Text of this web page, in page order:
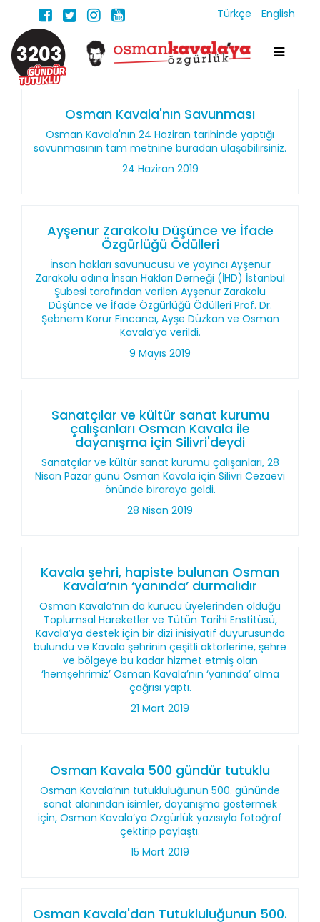
Türkçe English
3203
Osman Kavala'nın Savunması
Osman Kavala'nın 24 Haziran tarihinde yaptığı
savunmasının tam metnine buradan ulaşabilirsiniz.
24 Haziran 2019
Ayşenur Zarakolu Düşünce ve İfade
Özgürlüğü Ödülleri
İnsan hakları savunucusu ve yayıncı Ayşenur
Zarakolu adına İnsan Hakları Derneği (İHD) İstanbul
Şubesi tarafından verilen Ayşenur Zarakolu
Düşünce ve İfade Özgürlüğü Ödülleri Prof. Dr.
Şebnem Korur Fincancı, Ayşe Düzkan ve Osman
Kavala’ya verildi.
9 Mayıs 2019
Sanatçılar ve kültür sanat kurumu
çalışanları Osman Kavala ile
dayanışma için Silivri'deydi
Sanatçılar ve kültür sanat kurumu çalışanları, 28
Nisan Pazar günü Osman Kavala için Silivri Cezaevi
önünde biraraya geldi.
28 Nisan 2019
Kavala şehri, hapiste bulunan Osman
Kavala’nın ‘yanında’ durmalıdır
Osman Kavala’nın da kurucu üyelerinden olduğu
Toplumsal Hareketler ve Tütün Tarihi Enstitüsü,
Kavala’ya destek için bir dizi inisiyatif duyurusunda
bulundu ve Kavala şehrinin çeşitli aktörlerine, şehre
ve bölgeye bu kadar hizmet etmiş olan
‘hemşehrimiz’ Osman Kavala’nın ‘yanında’ olma
çağrısı yaptı.
21 Mart 2019
Osman Kavala 500 gündür tutuklu
Osman Kavala’nın tutukluluğunun 500. gününde
sanat alanından isimler, dayanışma göstermek
için, Osman Kavala’ya Özgürlük yazısıyla fotoğraf
çektirip paylaştı.
15 Mart 2019
Osman Kavala'dan Tutukluluğunun 500.